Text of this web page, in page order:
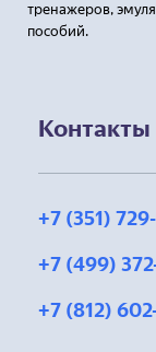
тренажеров,
пособий.
Контакты
+7 (351)
+7 (499)
+7 (812)